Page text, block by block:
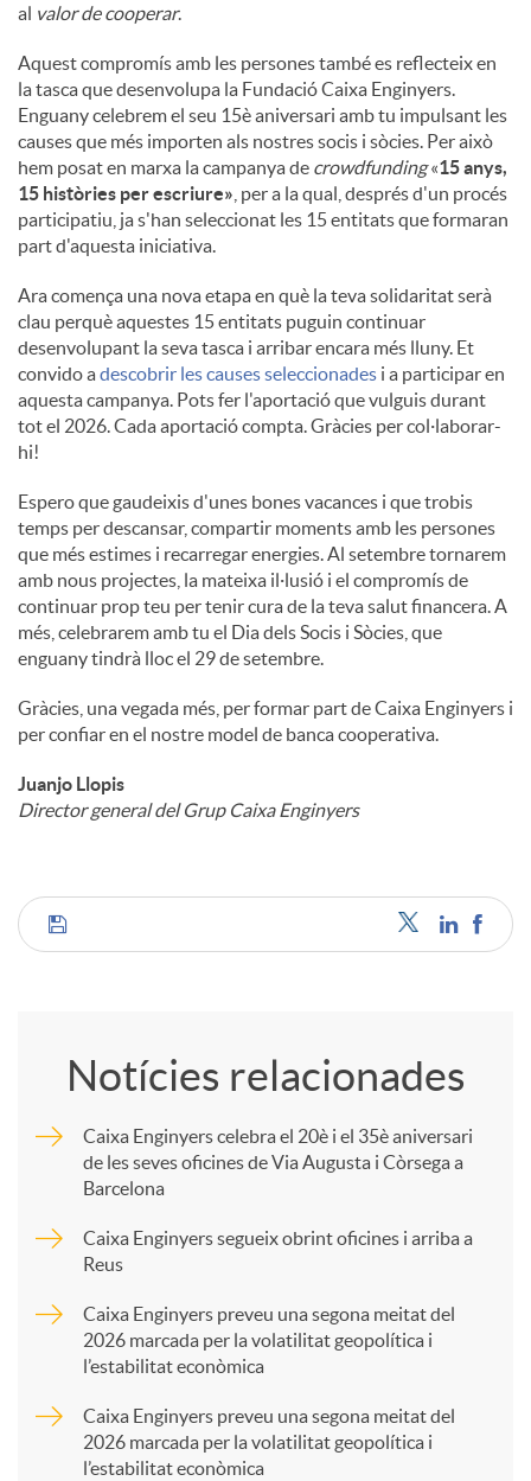
al valor de cooperar.
Aquest compromís amb les persones també es reflecteix en
la tasca que desenvolupa la Fundació Caixa Enginyers.
Enguany celebrem el seu 15è aniversari amb tu impulsant les
causes que més importen als nostres socis i sòcies. Per això
hem posat en marxa la campanya de crowdfunding«15 anys,
15 històries per escriure» , per a la qual, després d'un procés
participatiu, ja s'han seleccionat les 15 entitats que formaran
part d'aquesta iniciativa.
Ara comença una nova etapa en què la teva solidaritat serà
clau perquè aquestes 15 entitats puguin continuar
desenvolupant la seva tasca i arribar encara més lluny. Et
convido adescobrir les causes seleccionades i a participar en
aquesta campanya. Pots fer l'aportació que vulguis durant
tot el 2026. Cada aportació compta. Gràcies per col·laborar-
hi!
Espero que gaudeixis d'unes bones vacances i que trobis
temps per descansar, compartir moments amb les persones
que més estimes i recarregar energies. Al setembre tornarem
amb nous projectes, la mateixa il·lusió i el compromís de
continuar prop teu per tenir cura de la teva salut financera. A
més, celebrarem amb tu el Dia dels Socis i Sòcies, que
enguany tindrà lloc el 29 de setembre.
Gràcies, una vegada més, per formar part de Caixa Enginyers i
per confiar en el nostre model de banca cooperativa.
Juanjo Llopis
Director general del Grup Caixa Enginyers
C
t
Notícies relacionades
Caixa Enginyers celebra el 20è i el 35è aniversari
de les seves oficines de Via Augusta i Còrsega a
Barcelona
Caixa Enginyers segueix obrint oficines i arriba a
Reus
Caixa Enginyers preveu una segona meitat del
2026 marcada per la volatilitat geopolítica i
l’estabilitat econòmica
Caixa Enginyers preveu una segona meitat del
2026 marcada per la volatilitat geopolítica i
l’estabilitat econòmica